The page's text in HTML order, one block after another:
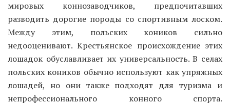
мировых коннозаводчиков, предпочитавших
разводить дорогие породы со спортивным лоском.
Между этим, польских коников сильно
недооценивают. Крестьянское происхождение этих
лошадок обуславливает их универсальность. В селах
польских коников обычно используют как упряжных
лошадей, но они также подходят для туризма и
непрофессионального конного спорта.